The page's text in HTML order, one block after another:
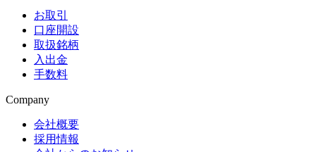
お取引
口座開設
取扱銘柄
入出金
手数料
Company
会社概要
採用情報